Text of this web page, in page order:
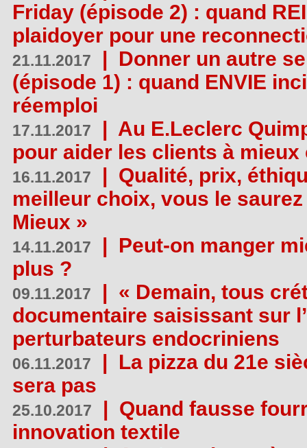
Friday (épisode 2) : quand
plaidoyer pour une
21.11.2017 | Donner un autre
(épisode 1) : quand ENVIE
réemploi
17.11.2017 | Au E.Leclerc
pour aider les clients à
16.11.2017 | Qualité, prix,
meilleur choix, vous le
Mieux »
14.11.2017 | Peut-on manger
plus ?
09.11.2017 | « Demain, tous
documentaire saisissant sur
perturbateurs endocriniens
06.11.2017 | La pizza du 21e
sera pas
25.10.2017 | Quand fausse
innovation textile